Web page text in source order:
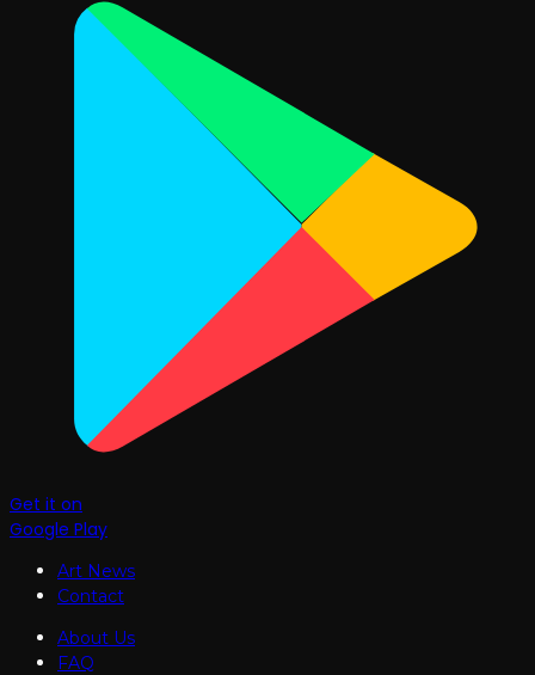
Get it on
Google Play
Art News
Contact
About Us
FAQ